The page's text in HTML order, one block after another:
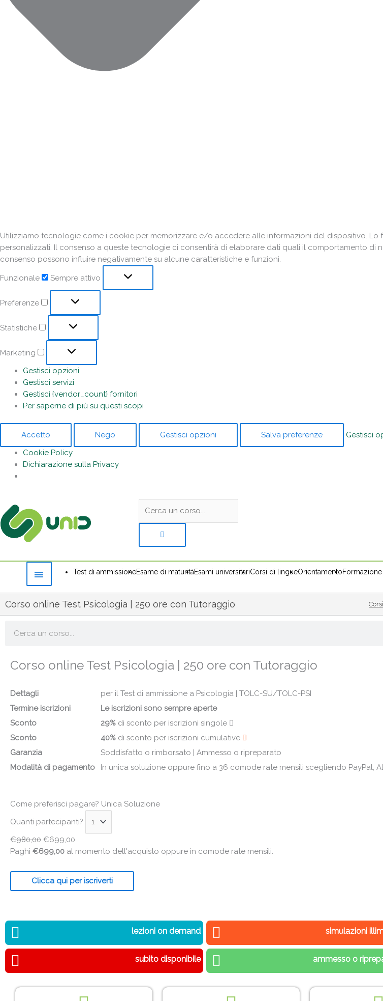
Utilizziamo tecnologie come i cookie per memorizzare e/o accedere alle informazioni del dispositivo.
personalizzati. Il consenso a queste tecnologie ci consentirà di elaborare dati quali il comportamento di
consenso possono influire negativamente su alcune caratteristiche e funzioni.
Funzionale Sempre attivo
Preferenze
Statistiche
Marketing
Gestisci opzioni
Gestisci servizi
Gestisci {vendor_count} fornitori
Per saperne di più su questi scopi
Accetto Nego Gestisci opzioni Salva preferenze
Gestisci
Cookie Policy
Dichiarazione sulla Privacy
l'header
Test di ammissioneEsame di maturitàEsami universitariCorsi di lingueOrientamento
Corso online Test Psicologia | 250 ore con Tutoraggio
Corso online Test Psicologia | 250 ore con Tutoraggio
Dettagli
per il Test di ammissione a Psicologia | TOLC-SU/TOLC-PSI
Termine iscrizioni
Le iscrizioni sono sempre aperte
Sconto
29% di sconto per iscrizioni singole
Sconto
40% di sconto per iscrizioni cumulative
Garanzia
Soddisfatto o rimborsato | Ammesso o ripreparato
Modalità di pagamento
In unica soluzione oppure fino a 36 comode rate mensili scegliendo PayPal,
Come preferisci pagare? Unica Soluzione
Quanti partecipanti?
€980,00 €699,00
Paghi €699,00 al momento dell'acquisto oppure in comode rate mensili.
Clicca qui per iscriverti
lezioni on demand simulazioni
subito disponibile ammesso o